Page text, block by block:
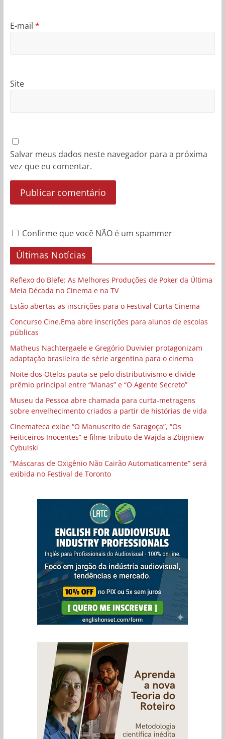
E-mail *
Site
Salvar meus dados neste navegador para a próxima
vez que eu comentar.
Confirme que você NÃO é um spammer
Últimas Notícias
Reflexo do Blefe: As Melhores Produções de Poker da Última
Meia Década no Cinema e na TV
Estão abertas as inscrições para o Festival Curta Cinema
Concurso Cine.Ema abre inscrições para alunos de escolas
públicas
Matheus Nachtergaele e Gregório Duvivier protagonizam
adaptação brasileira de série argentina para o cinema
Noite dos Otelos pauta-se pelo distributivismo e divide
prêmio principal entre “Manas” e “O Agente Secreto”
Museu da Pessoa abre chamada para curta-metragens
sobre envelhecimento criados a partir de histórias de vida
Cinemateca exibe “O Manuscrito de Saragoça”, “Os
Feiticeiros Inocentes” e filme-tributo de Wajda a Zbigniew
Cybulski
“Máscaras de Oxigênio Não Cairão Automaticamente” será
exibida no Festival de Toronto